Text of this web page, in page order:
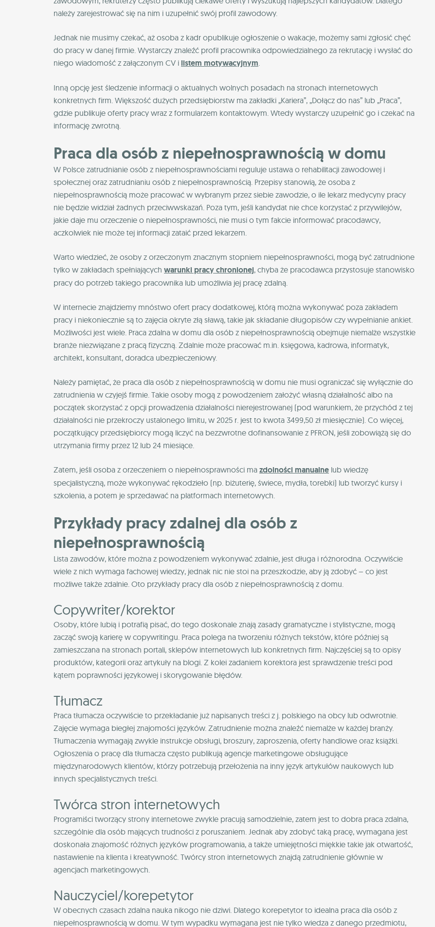
należy zarejestrować się na nim i uzupełnić swój profil zawodowy.
Jednak nie musimy czekać, aż osoba z kadr opublikuje ogłoszenie o wakacje, możemy sami zgłosić chęć
do pracy w danej firmie. Wystarczy znaleźć profil pracownika odpowiedzialnego za rekrutację i wysłać do
niego wiadomość z załączonym CV i listem motywacyjnym.
Inną opcję jest śledzenie informacji o aktualnych wolnych posadach na stronach internetowych
konkretnych firm. Większość dużych przedsiębiorstw ma zakładki „Kariera”, „Dołącz do nas” lub „Praca”,
gdzie publikuje oferty pracy wraz z formularzem kontaktowym. Wtedy wystarczy uzupełnić go i czekać na
informację zwrotną.
Praca dla osób z niepełnosprawnością w domu
W Polsce zatrudnianie osób z niepełnosprawnościami reguluje ustawa o rehabilitacji zawodowej i
społecznej oraz zatrudnianiu osób z niepełnosprawnością. Przepisy stanowią, że osoba z
niepełnosprawnością może pracować w wybranym przez siebie zawodzie, o ile lekarz medycyny pracy
nie będzie widział żadnych przeciwwskazań. Poza tym, jeśli kandydat nie chce korzystać z przywilejów,
jakie daje mu orzeczenie o niepełnosprawności, nie musi o tym fakcie informować pracodawcy,
aczkolwiek nie może tej informacji zataić przed lekarzem.
Warto wiedzieć, że osoby z orzeczonym znacznym stopniem niepełnosprawności, mogą być zatrudnione
tylko w zakładach spełniających warunki pracy chronionej, chyba że pracodawca przystosuje stanowisko
pracy do potrzeb takiego pracownika lub umożliwia jej pracę zdalną.
W internecie znajdziemy mnóstwo ofert pracy dodatkowej, którą można wykonywać poza zakładem
pracy i niekoniecznie są to zajęcia okryte złą sławą, takie jak składanie długopisów czy wypełnianie ankiet.
Możliwości jest wiele. Praca zdalna w domu dla osób z niepełnosprawnością obejmuje niemalże wszystkie
branże niezwiązane z pracą fizyczną. Zdalnie może pracować m.in. księgowa, kadrowa, informatyk,
architekt, konsultant, doradca ubezpieczeniowy.
Należy pamiętać, że praca dla osób z niepełnosprawnością w domu nie musi ograniczać się wyłącznie do
zatrudnienia w czyjejś firmie. Takie osoby mogą z powodzeniem założyć własną działalność albo na
początek skorzystać z opcji prowadzenia działalności nierejestrowanej (pod warunkiem, że przychód z tej
działalności nie przekroczy ustalonego limitu, w 2025 r. jest to kwota 3499,50 zł miesięcznie). Co więcej,
początkujący przedsiębiorcy mogą liczyć na bezzwrotne dofinansowanie z PFRON, jeśli zobowiążą się do
utrzymania firmy przez 12 lub 24 miesiące.
Zatem, jeśli osoba z orzeczeniem o niepełnosprawności ma zdolności manualne lub wiedzę
specjalistyczną, może wykonywać rękodzieło (np. biżuterię, świece, mydła, torebki) lub tworzyć kursy i
szkolenia, a potem je sprzedawać na platformach internetowych.
Przykłady pracy zdalnej dla osób z
niepełnosprawnością
Lista zawodów, które można z powodzeniem wykonywać zdalnie, jest długa i różnorodna. Oczywiście
wiele z nich wymaga fachowej wiedzy, jednak nic nie stoi na przeszkodzie, aby ją zdobyć – co jest
możliwe także zdalnie. Oto przykłady pracy dla osób z niepełnosprawnością z domu.
Copywriter/korektor
Osoby, które lubią i potrafią pisać, do tego doskonale znają zasady gramatyczne i stylistyczne, mogą
zacząć swoją karierę w copywritingu. Praca polega na tworzeniu różnych tekstów, które później są
zamieszczana na stronach portali, sklepów internetowych lub konkretnych firm. Najczęściej są to opisy
produktów, kategorii oraz artykuły na blogi. Z kolei zadaniem korektora jest sprawdzenie treści pod
kątem poprawności językowej i skorygowanie błędów.
Tłumacz
Praca tłumacza oczywiście to przekładanie już napisanych treści z j. polskiego na obcy lub odwrotnie.
Zajęcie wymaga biegłej znajomości języków. Zatrudnienie można znaleźć niemalże w każdej branży.
Tłumaczenia wymagają zwykle instrukcje obsługi, broszury, zaproszenia, oferty handlowe oraz książki.
Ogłoszenia o pracę dla tłumacza często publikują agencje marketingowe obsługujące
międzynarodowych klientów, którzy potrzebują przełożenia na inny język artykułów naukowych lub
innych specjalistycznych treści.
Twórca stron internetowych
Programiści tworzący strony internetowe zwykle pracują samodzielnie, zatem jest to dobra praca zdalna,
szczególnie dla osób mających trudności z poruszaniem. Jednak aby zdobyć taką pracę, wymagana jest
doskonała znajomość różnych języków programowania, a także umiejętności miękkie takie jak otwartość,
nastawienie na klienta i kreatywność. Twórcy stron internetowych znajdą zatrudnienie głównie w
agencjach marketingowych.
Nauczyciel/korepetytor
W obecnych czasach zdalna nauka nikogo nie dziwi. Dlatego korepetytor to idealna praca dla osób z
niepełnosprawnością w domu. W tym wypadku wymagana jest nie tylko wiedza z danego przedmiotu,